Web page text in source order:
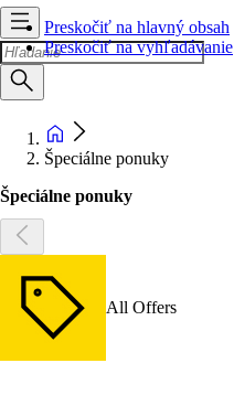
Preskočiť na hlavný obsah
Preskočiť na vyhľadávanie
Špeciálne ponuky
Špeciálne ponuky
All Offers